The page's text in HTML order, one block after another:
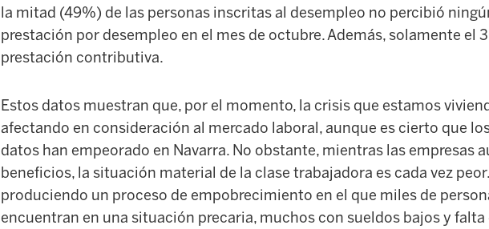
la mitad (49%) de las personas inscritas al desempleo no percibió
prestación por desempleo en el mes de octubre. Además, solamente el
prestación contributiva.
Estos datos muestran que, por el momento, la crisis que estamos
afectando en consideración al mercado laboral, aunque es cierto que
datos han empeorado en Navarra. No obstante, mientras las empresas
beneficios, la situación material de la clase trabajadora es cada vez
produciendo un proceso de empobrecimiento en el que miles de
encuentran en una situación precaria, muchos con sueldos bajos y falta